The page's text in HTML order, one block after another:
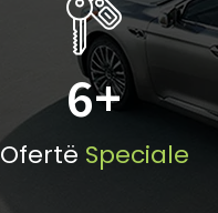
6+
Ofertë Speciale